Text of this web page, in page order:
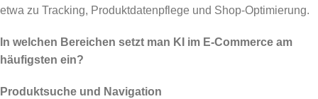
etwa zu Tracking, Produktdatenpflege und Shop-Optimierung.
In welchen Bereichen setzt man KI im E-Commerce am
häufigsten ein?
Produktsuche und Navigation